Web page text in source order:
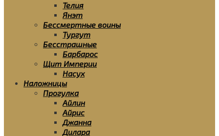
Телия
Янэт
Бессмертные воины
Тургут
Бесстрашные
Барбарос
Щит Империи
Насух
Наложницы
Прогулка
Айлин
Айрис
Джанна
Дилара